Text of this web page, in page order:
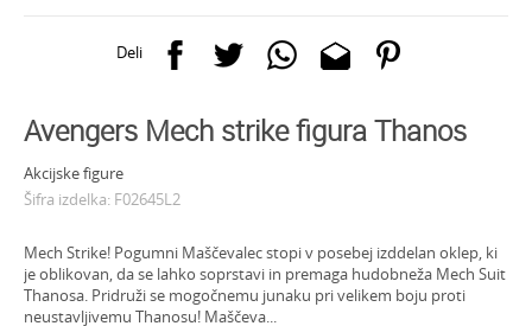
Deli
Avengers Mech strike figura Thanos
Akcijske figure
Šifra izdelka: F02645L2
Mech Strike! Pogumni Maščevalec stopi v posebej izddelan oklep, ki
je oblikovan, da se lahko soprstavi in premaga hudobneža Mech Suit
Thanosa. Pridruži se mogočnemu junaku pri velikem boju proti
neustavljivemu Thanosu! Maščeva...